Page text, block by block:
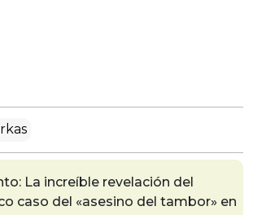
La increíble revelación del
caso del «asesino del tambor» en